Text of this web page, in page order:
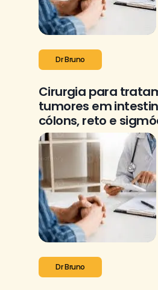
Dr Bruno
Cirurgia para
tumores em
cólons, reto e
Dr Bruno